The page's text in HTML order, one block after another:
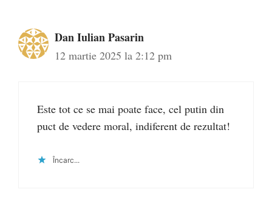
Dan Iulian Pasarin
12 martie 2025 la 2:12 pm
Este tot ce se mai poate face, cel putin din
puct de vedere moral, indiferent de rezultat!
Încarc...